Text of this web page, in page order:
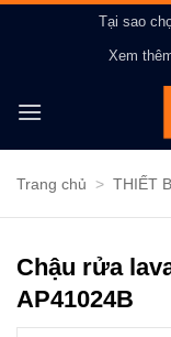
Tại sao
Xem
Trang chủ > THIẾT
Chậu rửa
AP41024B